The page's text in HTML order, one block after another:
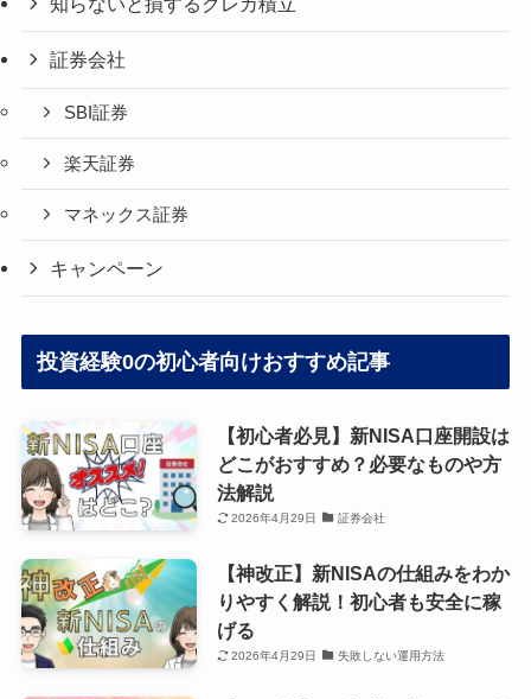
証券会社
SBI証券
楽天証券
マネックス証券
キャンペーン
投資経験0の初心者向けおすすめ記事
【初心者必見】新NISA口座開設は
どこがおすすめ？必要なものや方
法解説
2026年4月29日 証券会社
【神改正】新NISAの仕組みをわか
りやすく解説！初心者も安全に稼
げる
2026年4月29日 失敗しない運用方法